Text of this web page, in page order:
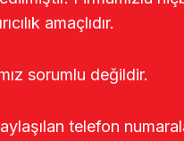
amaçlıdır.
sorumlu değildir.
telefon